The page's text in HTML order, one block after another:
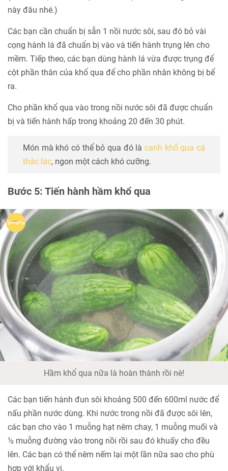
này đâu nhé.)
Các bạn cần chuẩn bị sẵn 1 nồi nước sôi, sau đó bỏ vài
cọng hành lá đã chuẩn bị vào và tiến hành trụng lên cho
mềm. Tiếp theo, các bạn dùng hành lá vừa được trụng để
cột phần thân của khổ qua để cho phần nhân không bị bể
ra.
Cho phần khổ qua vào trong nồi nước sôi đã được chuẩn
bị và tiến hành hấp trong khoảng 20 đến 30 phút.
Món mà khó có thể bỏ qua đó là canh khổ qua cá
thác lác, ngon một cách khó cưỡng.
Bước 5: Tiến hành hầm khổ qua
Hầm khổ qua nữa là hoàn thành rồi nè!
Các bạn tiến hành đun sôi khoảng 500 đến 600ml nước để
nấu phần nước dùng. Khi nước trong nồi đã được sôi lên,
các bạn cho vào 1 muỗng hạt nêm chay, 1 muỗng muối và
½ muỗng đường vào trong nồi rồi sau đó khuấy cho đều
lên. Các bạn có thể nêm nếm lại một lần nữa sao cho phù
hợp với khẩu vị.